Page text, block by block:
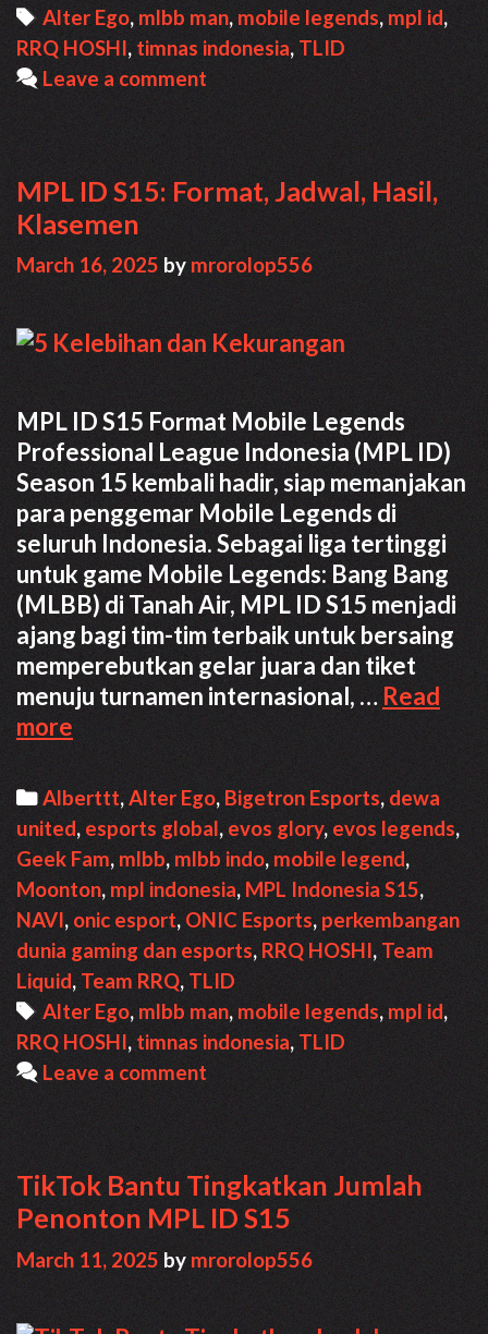
Tags
Alter Ego,mlbb man, mobile legends, mpl id,
RRQ HOSHI, timnas indonesia, TLID
Leave a comment
MPL ID S15: Format, Jadwal, Hasil,
Klasemen
March 16, 2025 by mrorolop556
MPL ID S15 Format Mobile Legends
Professional League Indonesia (MPL ID)
Season 15 kembali hadir, siap memanjakan
para penggemar Mobile Legends di
seluruh Indonesia. Sebagai liga tertinggi
untuk game Mobile Legends: Bang Bang
(MLBB) di Tanah Air, MPL ID S15 menjadi
ajang bagi tim-tim terbaik untuk bersaing
memperebutkan gelar juara dan tiket
menuju turnamen internasional, … Read
more MPL
ID
S15:
Format,
Jadwal,
Hasil,
Klasemen
Categories
Alberttt,Alter Ego,Bigetron Esports, dewa
united, esports global, evos glory, evos legends,
Geek Fam, mlbb, mlbb indo, mobile legend,
Moonton, mpl indonesia, MPL Indonesia S15,
NAVI, onic esport, ONIC Esports, perkembangan
dunia gaming dan esports, RRQ HOSHI, Team
Liquid,Team RRQ, TLID
Tags
Alter Ego, mlbb man,mobile legends, mpl id,
RRQ HOSHI,timnas indonesia, TLID
Leave a comment
TikTok Bantu Tingkatkan Jumlah
Penonton MPL ID S15
March 11, 2025 by mrorolop556